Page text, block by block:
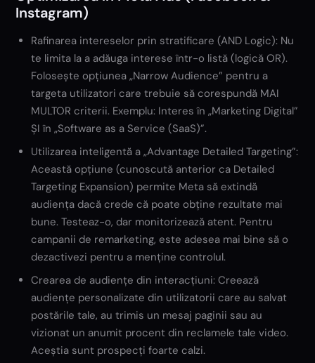
Instagram)
Rafinarea intereselor prin stratificare (AND Logic): Nu
te limita la a adăuga interese într-o listă (logică OR).
Folosește opțiunea „Narrow Audience” pentru a
targeta utilizatori care trebuie să corespundă MAI
MULTOR criterii. Exemplu: Interes în „Marketing Digital”
ȘI în „Software as a Service (SaaS)”.
Utilizarea inteligentă a „Advantage Detailed Targeting”:
Această opțiune (cunoscută anterior ca Detailed
Targeting Expansion) permite Meta să extindă
audiența dacă crede că poate obține rezultate mai
bune. Testeaz-o, dar monitorizează atent. Pentru
campanii de remarketing, este adesea mai bine să o
dezactivezi pentru a menține controlul.
Crearea de audiențe din interacțiuni: Creează
audiențe personalizate din utilizatorii care au salvat
postările tale, au trimis un mesaj paginii sau au
vizionat un anumit procent din reclamele tale video.
Aceștia sunt prospecți foarte calzi.